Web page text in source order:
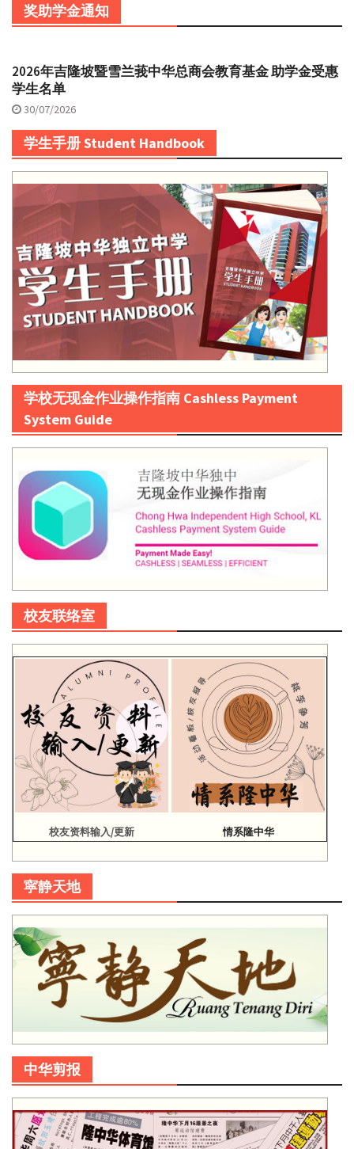
奖助学金通知
2026年吉隆坡暨雪兰莪中华总商会教育基金 助学金受惠
学生名单
30/07/2026
学生手册 Student Handbook
学校无现金作业操作指南 Cashless Payment
System Guide
校友联络室
校友资料输入/更新 情系隆中华
寜静天地
中华剪报